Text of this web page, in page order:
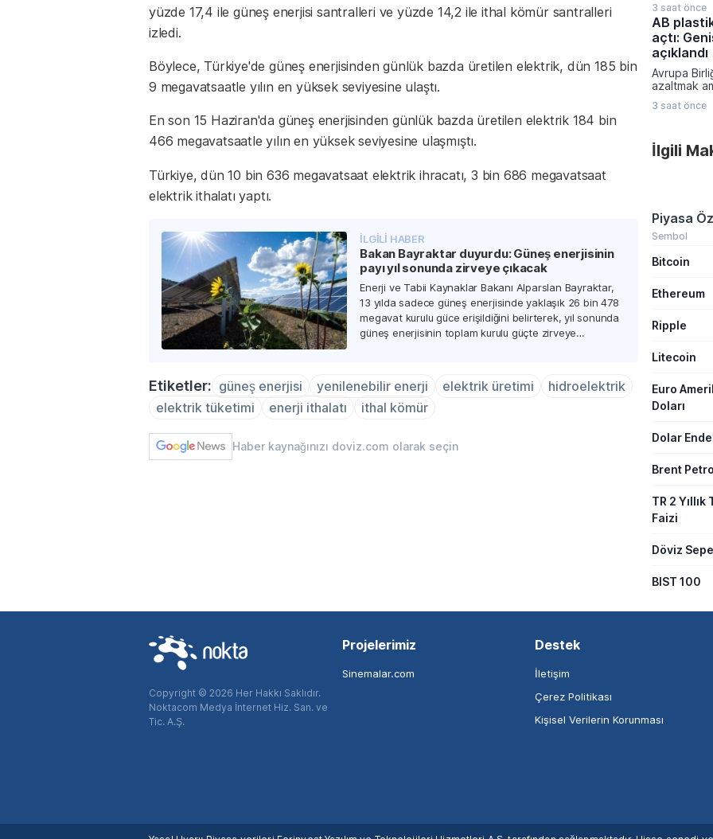
yüzde 17,4 ile güneş enerjisi santralleri ve yüzde 14,2 ile ithal kömür santralleri
izledi.
Böylece, Türkiye'de güneş enerjisinden günlük bazda üretilen elektrik, dün 185 bin
9 megavatsaatle yılın en yüksek seviyesine ulaştı.
En son 15 Haziran'da güneş enerjisinden günlük bazda üretilen elektrik 184 bin
466 megavatsaatle yılın en yüksek seviyesine ulaşmıştı.
Türkiye, dün 10 bin 636 megavatsaat elektrik ihracatı, 3 bin 686 megavatsaat
elektrik ithalatı yaptı.
İLGİLİ HABER
Bakan Bayraktar duyurdu: Güneş enerjisinin
payı yıl sonunda zirveye çıkacak
Enerji ve Tabii Kaynaklar Bakanı Alparslan Bayraktar,
13 yılda sadece güneş enerjisinde yaklaşık 26 bin 478
megavat kurulu güce erişildiğini belirterek, yıl sonunda
güneş enerjisinin toplam kurulu güçte zirveye
Etiketler: güneş enerjisi yenilenebilir enerji elektrik üretimi
hidroelektrik
elektrik tüketimi
enerji ithalatı ithal kömür
Haber kaynağınızı doviz.com olarak seçin
geri dönüş
kanun
sahtecilik
mevzuata
açanlara
3 saat önce
AB
açtı:
açıklandı
Avrupa
azaltmak
kapsamlı
177,8
düşürmeyi
getiriyor.
3 saat önce
İlgili
Piyasa
Sembol
Bitcoin
Ethereum
Ripple
Litecoin
Euro
Doları
Dolar
Brent
TR 2 Yıllık
Faizi
Döviz
BIST 100
Copyright © 2026 Her Hakkı Saklıdır.
Noktacom Medya İnternet Hiz. San. ve
Tic. A.Ş.
Projelerimiz
Sinemalar.com
Destek
İletişim
Çerez Politikası
Kişisel Verilerin Korunması